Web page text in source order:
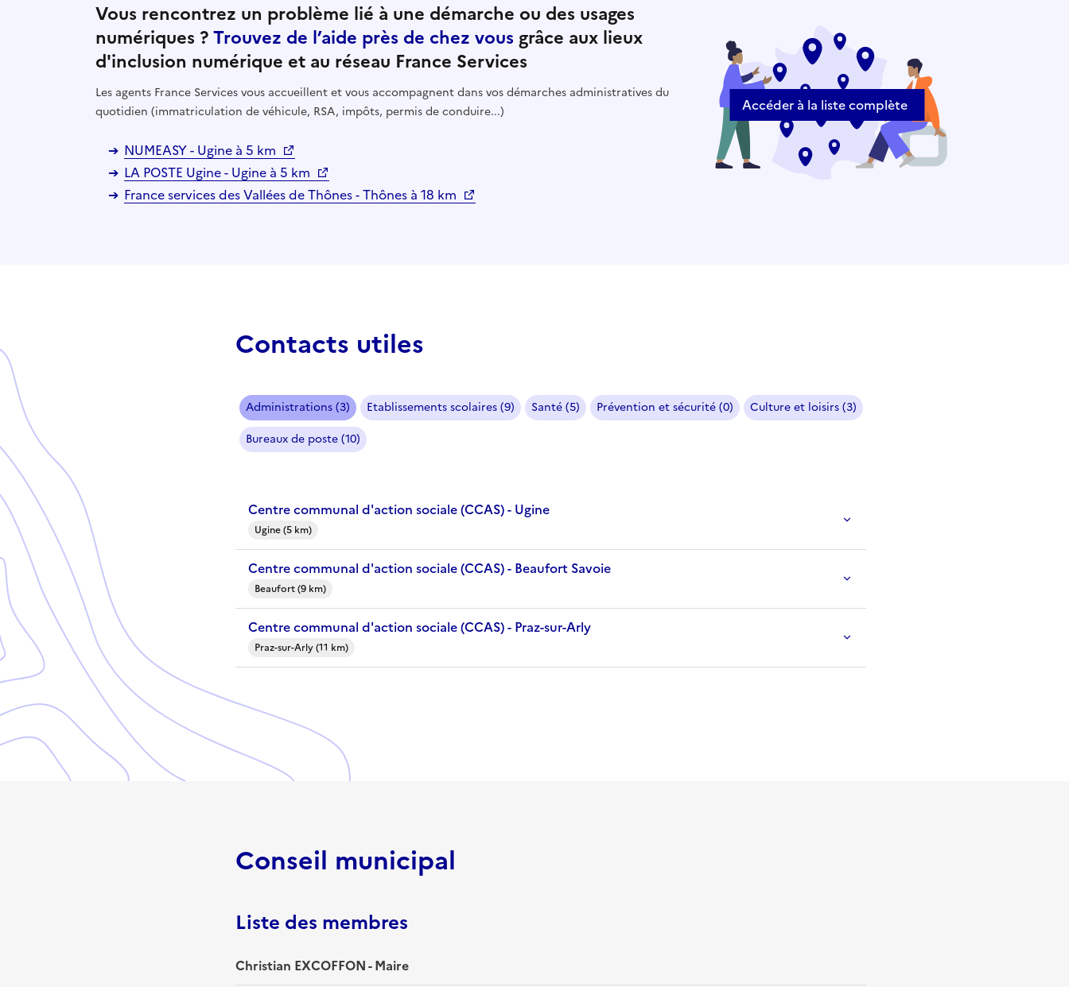
Vous rencontrez un problème lié à une démarche ou des usages
numériques ?Trouvez de l’aide près de chez vous grâce aux lieux
d'inclusion numérique et au réseau France Services
Les agents France Services vous accueillent et vous accompagnent dans vos démarches administratives du
quotidien (immatriculation de véhicule, RSA, impôts, permis de conduire...)
NUMEASY - Ugine à 5 km
LA POSTE Ugine - Ugine à 5 km
France services des Vallées de Thônes - Thônes à 18 km
Accéder à la liste complète
Contacts utiles
Administrations (3) Etablissements scolaires (9) Santé (5) Prévention et sécurité (0)
Culture et loisirs (3)
Bureaux de poste (10)
Centre communal d'action sociale (CCAS) - Ugine
Ugine (5 km)
Centre communal d'action sociale (CCAS) - Beaufort Savoie
Beaufort (9 km)
Centre communal d'action sociale (CCAS) - Praz-sur-Arly
Praz-sur-Arly (11 km)
Conseil municipal
Liste des membres
Christian EXCOFFON - Maire